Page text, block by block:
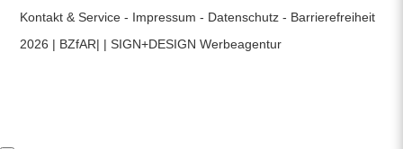
Kontakt & Service Impressum Datenschutz
Barrierefreiheit
2026 | BZfAR| | SIGN+DESIGNWerbeagentur